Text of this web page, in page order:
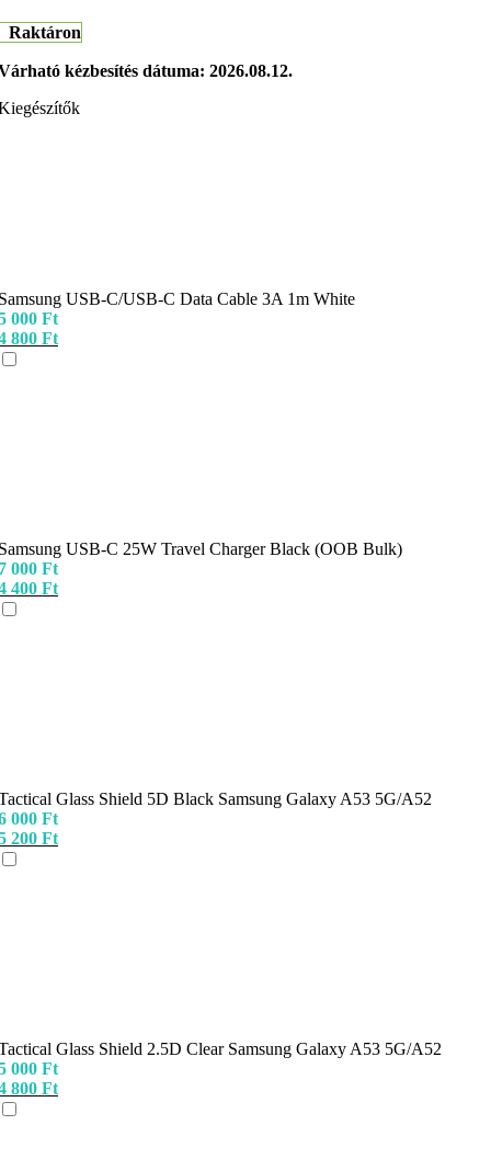
Raktáron
kézbesítés dátuma: 2026.08.12.
USB-C/USB-C Data Cable 3A 1m White
000 Ft
800 Ft
USB-C 25W Travel Charger Black (OOB Bulk)
000 Ft
400 Ft
Glass Shield 5D Black Samsung Galaxy A53 5G/A52
000 Ft
200 Ft
Glass Shield 2.5D Clear Samsung Galaxy A53 5G/A52
000 Ft
800 Ft